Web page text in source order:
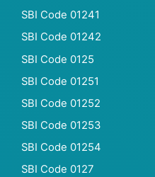
SBI Code 01241
SBI Code 01242
SBI Code 0125
SBI Code 01251
SBI Code 01252
SBI Code 01253
SBI Code 01254
SBI Code 0127